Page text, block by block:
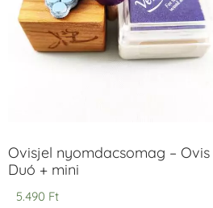
Ovisjel nyomdacsomag – Ovis
Duó + mini
5.490 Ft